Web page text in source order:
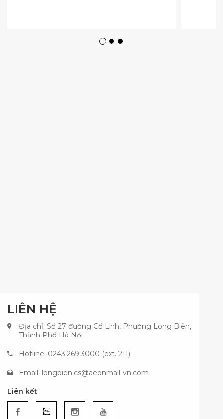
LIÊN HỆ
Địa chỉ: Số 27 đường Cổ Linh, Phường Long Biên,
Thành Phố Hà Nội
Hotline: 0243.269.3000 (ext. 211)
Email: longbien.cs@aeonmall-vn.com
Liên kết